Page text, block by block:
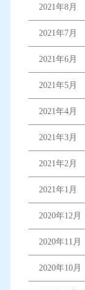
2021年8月
2021年7月
2021年6月
2021年5月
2021年4月
2021年3月
2021年2月
2021年1月
2020年12月
2020年11月
2020年10月